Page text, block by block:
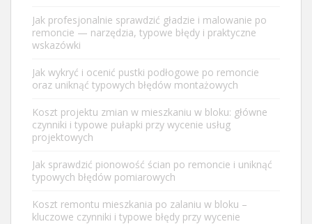
Jak profesjonalnie sprawdzić gładzie i malowanie po
remoncie — narzędzia, typowe błędy i praktyczne
wskazówki
Jak wykryć i ocenić pustki podłogowe po remoncie
oraz uniknąć typowych błędów montażowych
Koszt projektu zmian w mieszkaniu w bloku: główne
czynniki i typowe pułapki przy wycenie usług
projektowych
Jak sprawdzić pionowość ścian po remoncie i uniknąć
typowych błędów pomiarowych
Koszt remontu mieszkania po zalaniu w bloku –
kluczowe czynniki i typowe błędy przy wycenie